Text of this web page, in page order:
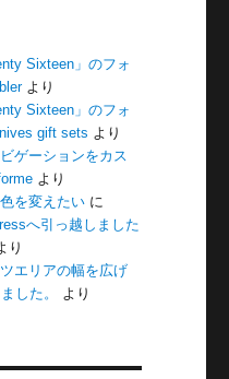
Sixteen」のフォ
より
Sixteen」のフォ
gift sets より
ゲーションをカス
より
を変えたい に
へ引っ越しました
り
エリアの幅を広げ
した。 より